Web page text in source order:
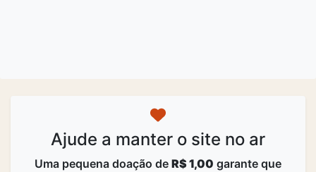
Ajude a manter o site no ar
Uma pequena doação de R$ 1,00 garante que